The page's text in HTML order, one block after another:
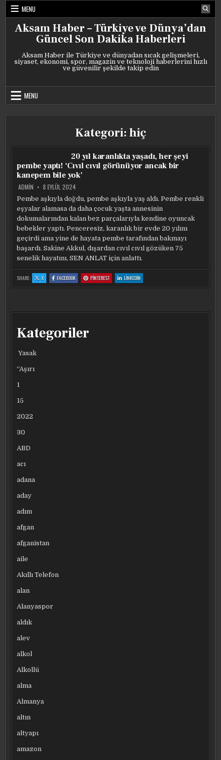
Skip
content
MENU
Aksam Haber – Türkiye ve Dünya’dan
Güncel Son Dakika Haberleri
Aksam Haber ile Türkiye ve dünyadan sıcak gelişmeleri,
siyaset, ekonomi, spor, magazin ve teknoloji haberlerini hızlı
ve güvenilir şekilde takip edin
MENU
Kategori:hiç
20 yıl karanlıkta yaşadı, her şeyi
pembe yaptı! ‘Cıvıl cıvıl görünüyor ancak bir
kanepem bile yok’
ADMIN 8 EYLÜL 2024
Pembe aşkıyla doğdu, pembe aşkıyla yaş aldı. Pembe renkli
eşyalar alamasa da daha çocuk yaşta annesinin
dokumalarından kalan bez parçalarıyla kendine oyuncak
bebekler yaptı. Penceresiz, karanlık bir evde 20 yılını
geçirdi ama yine de hayata pembe tarafından bakmayı
başardı. Sakine Akkul, dışardan cıvıl cıvıl gözüken 75
senelik hayatını, SEN ANLAT için anlattı.
SHARE: X:
20
YIL
PEMBE
GÖRÜNÜYOR
ANCAK
BIR
FACEBOOK:
20
YIL
PEMBE
CIVIL
GÖRÜNÜYOR
ANCAK
PINTEREST:
20
YIL
PEMBE
LINKEDIN
20
YIL
PEMBE
Kategoriler
Yasak
“Aşırı
1
15
2022
30
ABD
acı
adana
aday
adım
afgan
afganistan
aile
Akıllı Telefon
alan
Alanyaspor
aldık
alev
alkol
Alkollü
alma
Almanya
altın
altyapı
amazon